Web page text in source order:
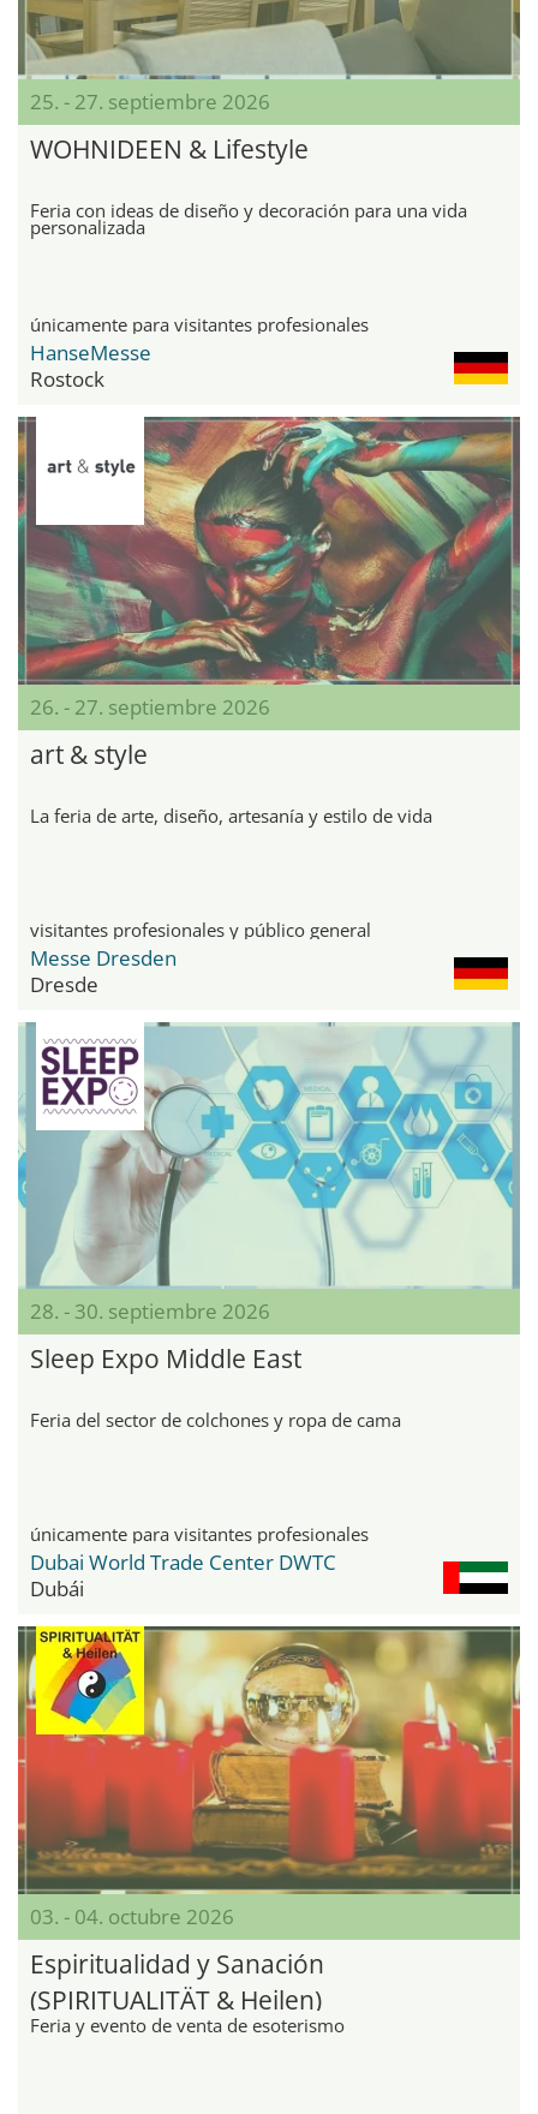
25. - 27. septiembre 2026
WOHNIDEEN & Lifestyle
Feria con ideas de diseño y decoración para una vida
personalizada
únicamente para visitantes profesionales
HanseMesse
Rostock
26. - 27. septiembre 2026
art & style
La feria de arte, diseño, artesanía y estilo de vida
visitantes profesionales y público general
Messe Dresden
Dresde
28. - 30. septiembre 2026
Sleep Expo Middle East
Feria del sector de colchones y ropa de cama
únicamente para visitantes profesionales
Dubai World Trade Center DWTC
Dubái
03. - 04. octubre 2026
Espiritualidad y Sanación
(SPIRITUALITÄT & Heilen)
Feria y evento de venta de esoterismo